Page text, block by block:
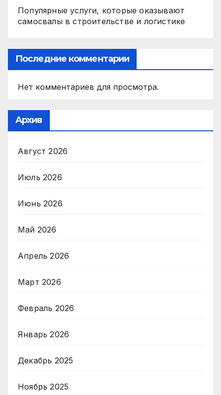
Популярные услуги, которые оказывают
самосвалы в строительстве и логистике
Последние комментарии
Нет комментариев для просмотра.
Архив
Август 2026
Июль 2026
Июнь 2026
Май 2026
Апрель 2026
Март 2026
Февраль 2026
Январь 2026
Декабрь 2025
Ноябрь 2025